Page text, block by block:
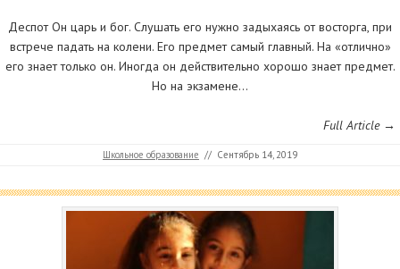
Деспот Он царь и бог. Слушать его нужно задыхаясь от восторга, при
встрече падать на колени. Его предмет самый главный. На «отлично»
его знает только он. Иногда он действительно хорошо знает предмет.
Но на экзамене…
Full Article →
Школьное образование // Сентябрь 14, 2019